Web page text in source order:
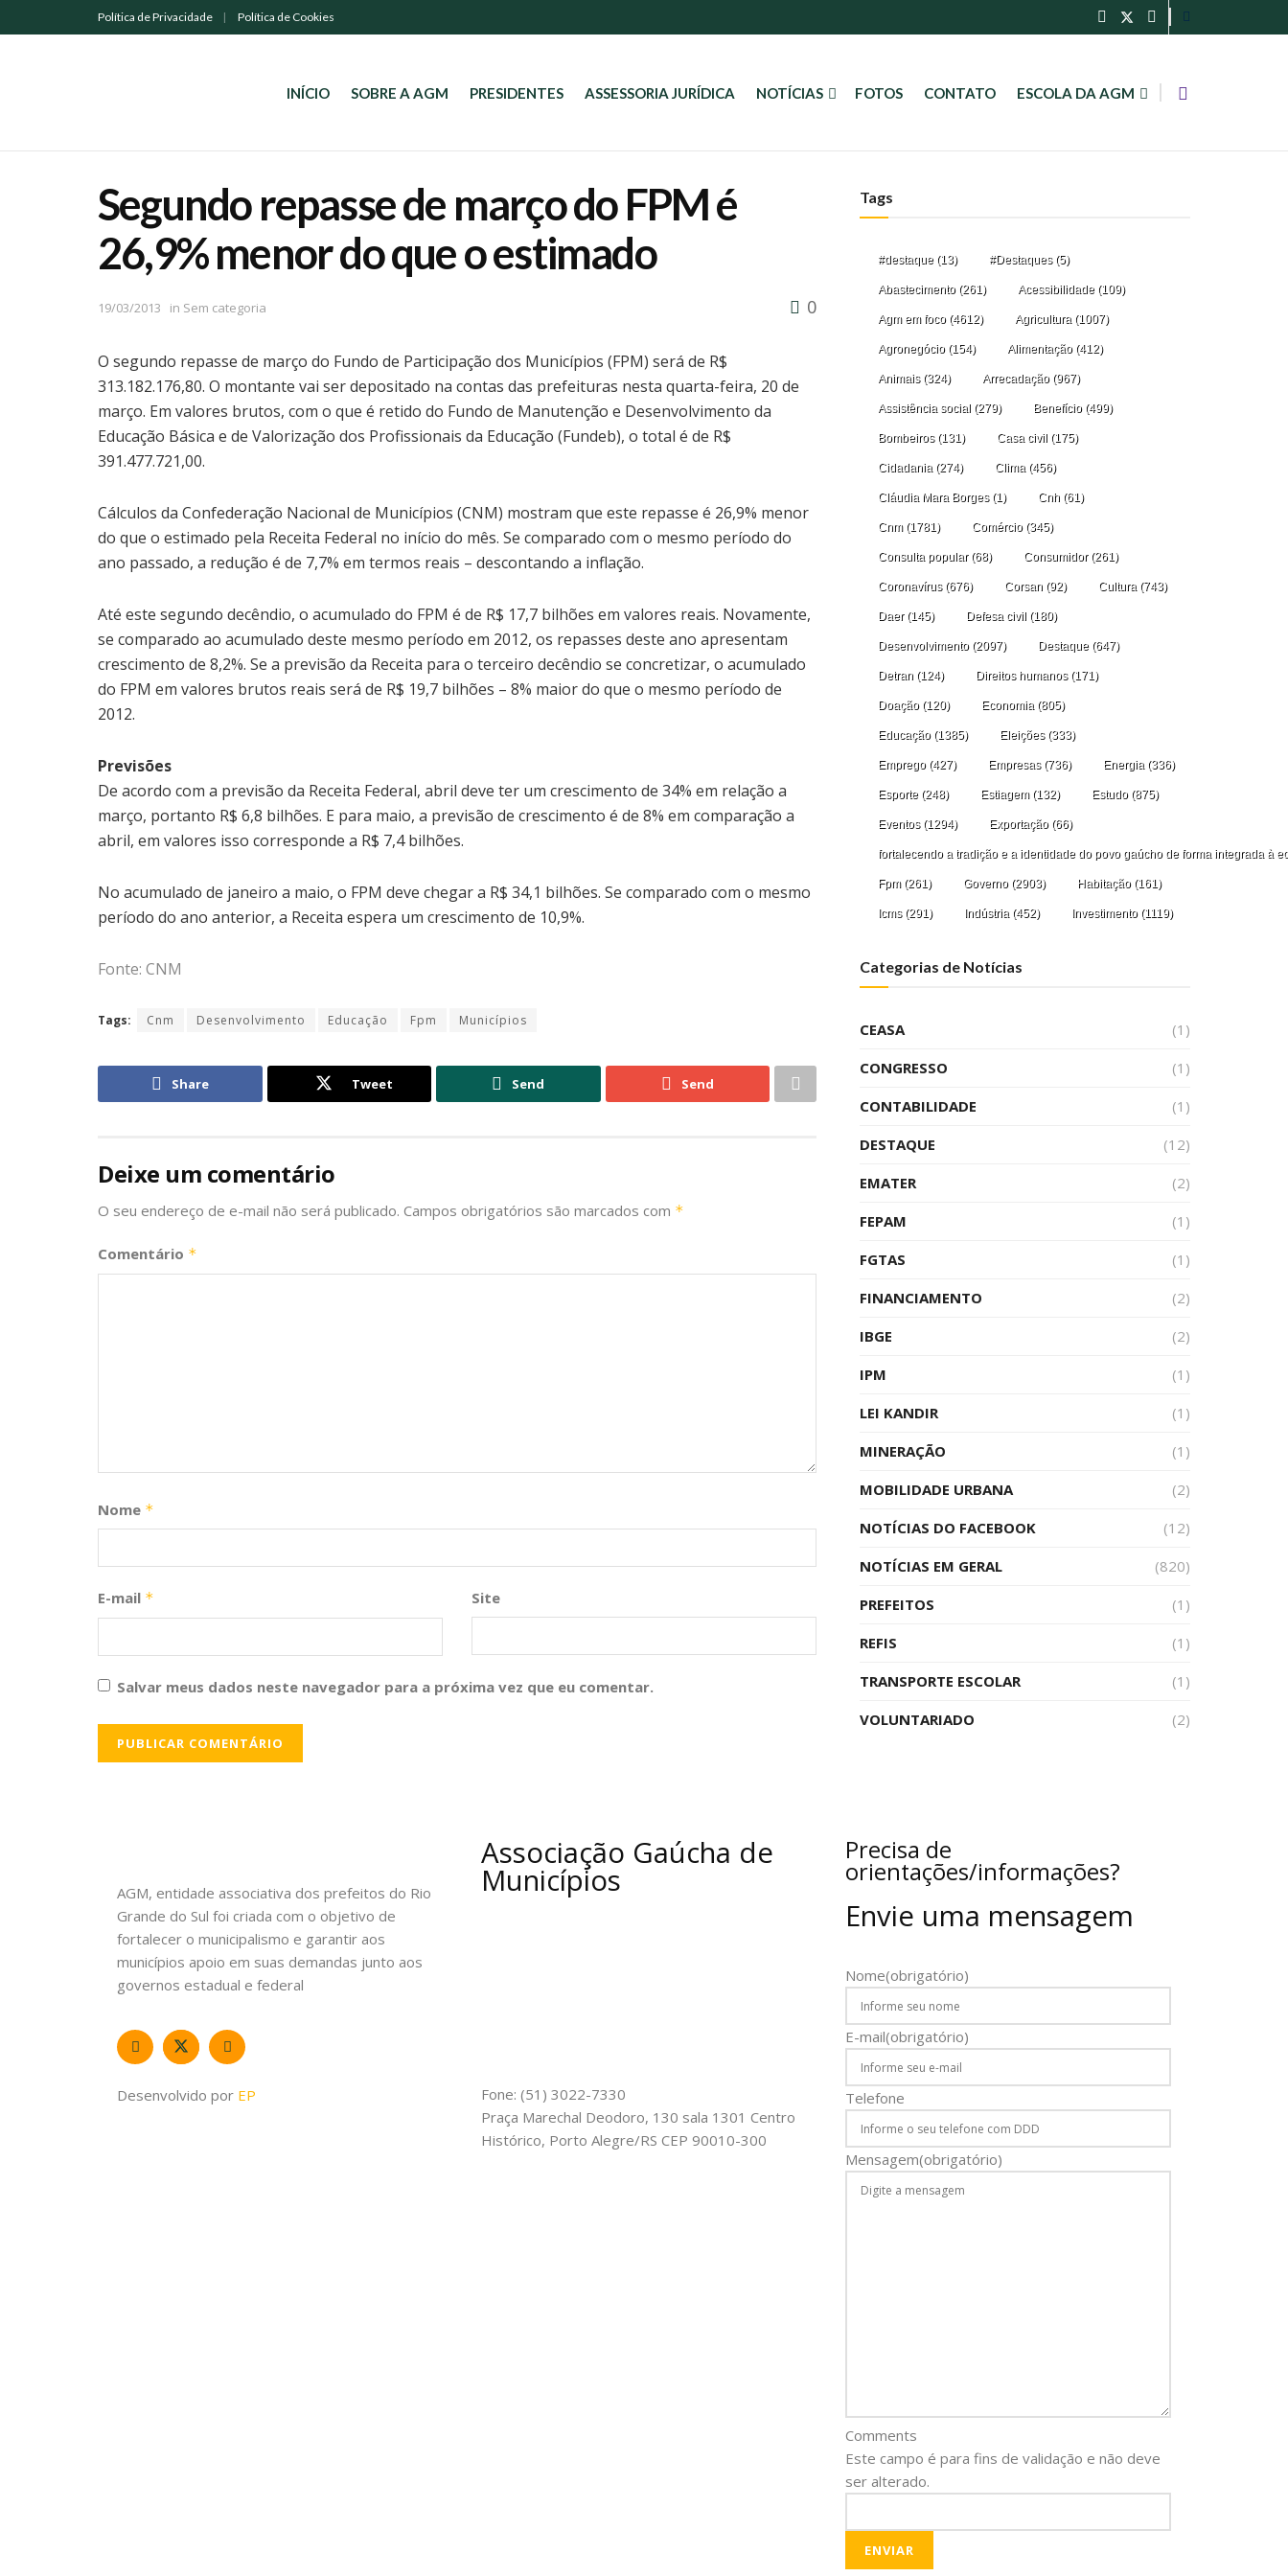
Política de Privacidade Política de Cookies
INÍCIO SOBRE A AGM PRESIDENTES ASSESSORIA JURÍDICA NOTÍCIAS FOTOS CONTATO ESCOLA DA AGM
Segundo repasse de março do FPM é
26,9% menor do que o estimado
19/03/2013 in Sem categoria 0
O segundo repasse de março do Fundo de Participação dos Municípios (FPM) será de R$
313.182.176,80. O montante vai ser depositado na contas das prefeituras nesta quarta-feira, 20 de
março. Em valores brutos, com o que é retido do Fundo de Manutenção e Desenvolvimento da
Educação Básica e de Valorização dos Profissionais da Educação (Fundeb), o total é de R$
391.477.721,00.
Cálculos da Confederação Nacional de Municípios (CNM) mostram que este repasse é 26,9% menor
do que o estimado pela Receita Federal no início do mês. Se comparado com o mesmo período do
ano passado, a redução é de 7,7% em termos reais – descontando a inflação.
Até este segundo decêndio, o acumulado do FPM é de R$ 17,7 bilhões em valores reais. Novamente,
se comparado ao acumulado deste mesmo período em 2012, os repasses deste ano apresentam
crescimento de 8,2%. Se a previsão da Receita para o terceiro decêndio se concretizar, o acumulado
do FPM em valores brutos reais será de R$ 19,7 bilhões – 8% maior do que o mesmo período de
2012.
Previsões
De acordo com a previsão da Receita Federal, abril deve ter um crescimento de 34% em relação a
março, portanto R$ 6,8 bilhões. E para maio, a previsão de crescimento é de 8% em comparação a
abril, em valores isso corresponde a R$ 7,4 bilhões.
No acumulado de janeiro a maio, o FPM deve chegar a R$ 34,1 bilhões. Se comparado com o mesmo
período do ano anterior, a Receita espera um crescimento de 10,9%.
Fonte: CNM
Tags: Cnm Desenvolvimento Educação Fpm Municípios
Share Tweet Send Send
Deixe um comentário
O seu endereço de e-mail não será publicado. Campos obrigatórios são marcados com *
Comentário *
Nome *
E-mail * Site
Salvar meus dados neste navegador para a próxima vez que eu comentar.
Tags
#destaque (13) #Destaques(5)
Abastecimento(261) Acessibilidade (109)
Agm em foco(4612) Agricultura (1007)
Agronegócio(154) Alimentação(412)
Animais(324) Arrecadação(967)
Assistência social (279) Benefício(499)
Bombeiros(131) Casa civil (175)
Cidadania (274) Clima (456)
Cláudia Mara Borges(1) Cnh (61)
Cnm(1781) Comércio(345)
Consulta popular(68) Consumidor(261)
Coronavírus(676) Corsan (92) Cultura (743)
Daer(145) Defesa civil (180)
Desenvolvimento(2097) Destaque (647)
Detran (124) Direitos humanos(171)
Doação(120) Economia (805)
Educação(1385) Eleições(333)
Emprego(427) Empresas(736) Energia (336)
Esporte (248) Estiagem(132) Estudo(875)
Eventos(1294) Exportação(66)
fortalecendo a tradição e a identidade do povo gaúcho de forma integrada à
Fpm(261) Governo(2903) Habitação(161)
Icms(291) Indústria (452) Investimento(1119)
Categorias de Notícias
CEASA
(1)
CONGRESSO
(1)
CONTABILIDADE
(1)
DESTAQUE
(12)
EMATER
(2)
FEPAM
(1)
FGTAS
(1)
FINANCIAMENTO
(2)
IBGE
(2)
IPM
(1)
LEI KANDIR
(1)
MINERAÇÃO
(1)
MOBILIDADE URBANA
(2)
NOTÍCIAS DO FACEBOOK
(12)
NOTÍCIAS EM GERAL
(820)
PREFEITOS
(1)
REFIS
(1)
TRANSPORTE ESCOLAR
(1)
VOLUNTARIADO
(2)
AGM, entidade associativa dos prefeitos do Rio
Grande do Sul foi criada com o objetivo de
fortalecer o municipalismo e garantir aos
municípios apoio em suas demandas junto aos
governos estadual e federal
Desenvolvido por EP
Associação Gaúcha de
Municípios
Fone: (51) 3022-7330
Praça Marechal Deodoro, 130 sala 1301 Centro
Histórico, Porto Alegre/RS CEP 90010-300
Precisa de
orientações/informações?
Envie uma mensagem
Nome(obrigatório)
E-mail(obrigatório)
Telefone
Mensagem(obrigatório)
Comments
Este campo é para fins de validação e não deve
ser alterado.